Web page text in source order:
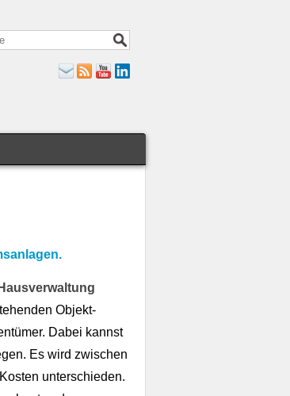
Objekt-
Dabei kannst
Es wird zwischen
unterschieden.